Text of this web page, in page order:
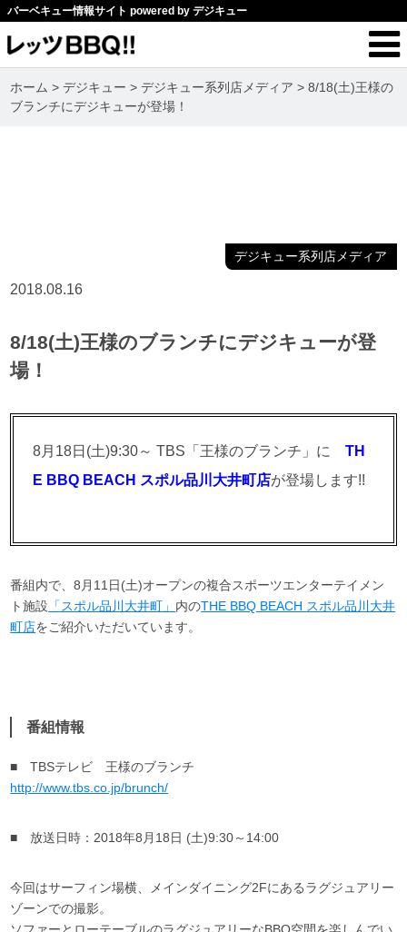
バーベキュー情報サイト powered by デジキュー
ホーム >デジキュー >デジキュー系列店メディア >8/18(土)王様の
ブランチにデジキューが登場！
2018.08.16
デジキュー系列店メディア
8/18(土)王様のブランチにデジキューが登
場！
8月18日(土)9:30～ TBS「王様のブランチ」にTH
E BBQ BEACH スポル品川大井町店が登場します!!
番組内で、8月11日(土)オープンの複合スポーツエンターテイメン
ト施設 「スポル品川大井町」 内のTHE BBQ BEACH スポル品川大井
町店をご紹介いただいています。
番組情報
■ TBSテレビ 王様のブランチ
http://www.tbs.co.jp/brunch/
■ 放送日時：2018年8月18日 (土)9:30～14:00
今回はサーフィン場横、メインダイニング2Fにあるラグジュアリー
ゾーンでの撮影。